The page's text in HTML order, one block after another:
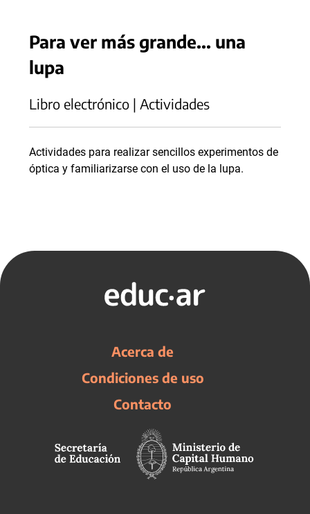
Para ver más grande... una
lupa
Libro electrónico | Actividades
Actividades para realizar sencillos experimentos de
óptica y familiarizarse con el uso de la lupa.
Acerca de
Condiciones de uso
Contacto